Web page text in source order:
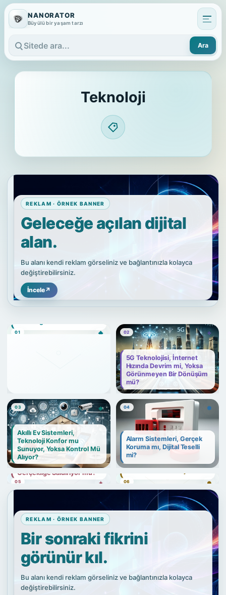
NANORATOR
Büyülü bir yaşam tarzı
Sitede ara
Ara
Teknoloji
REKLAM · ÖRNEK BANNER
Geleceğe açılan dijital
alan.
Bu alanı kendi reklam görseliniz ve bağlantınızla kolayca
değiştirebilirsiniz.
İncele↗
01 02
03 04
05 06
REKLAM · ÖRNEK BANNER
Bir sonraki fikrini
görünür kıl.
Bu alanı kendi reklam görseliniz ve bağlantınızla kolayca
değiştirebilirsiniz.